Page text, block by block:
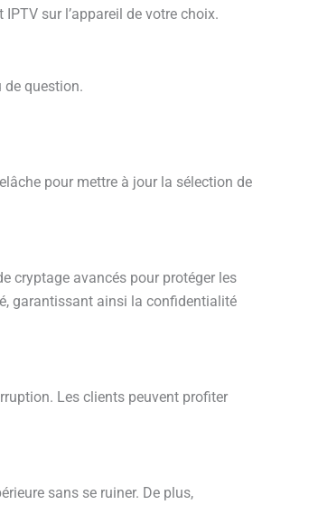
sur l’appareil de votre choix.
de question.
pour mettre à jour la sélection de
cryptage avancés pour protéger les
garantissant ainsi la confidentialité
Les clients peuvent profiter
sans se ruiner. De plus,